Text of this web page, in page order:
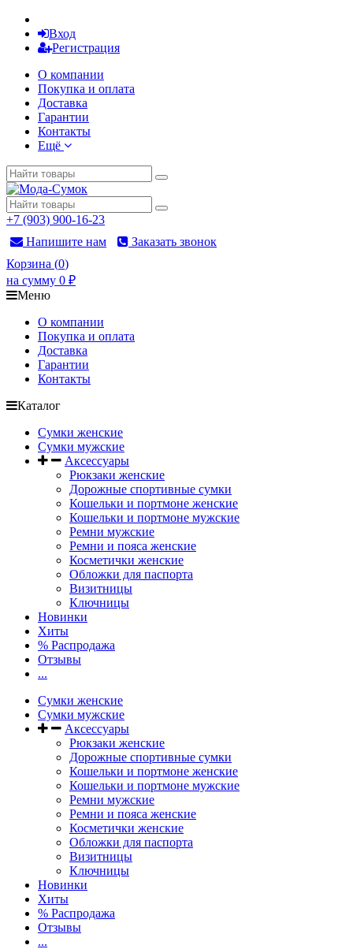
Вход
Регистрация
О компании
Покупка и оплата
Доставка
Гарантии
Контакты
Ещё
+7 (903) 900-16-23
Напишите нам
Заказать звонок
Корзина (0)
на сумму 0 ₽
Меню
О компании
Покупка и оплата
Доставка
Гарантии
Контакты
Каталог
Сумки женские
Сумки мужские
Аксессуары
Рюкзаки женские
Дорожные спортивные сумки
Кошельки и портмоне женские
Кошельки и портмоне мужские
Ремни мужские
Ремни и пояса женские
Косметички женские
Обложки для паспорта
Визитницы
Ключницы
Новинки
Хиты
% Распродажа
Отзывы
...
Сумки женские
Сумки мужские
Аксессуары
Рюкзаки женские
Дорожные спортивные сумки
Кошельки и портмоне женские
Кошельки и портмоне мужские
Ремни мужские
Ремни и пояса женские
Косметички женские
Обложки для паспорта
Визитницы
Ключницы
Новинки
Хиты
% Распродажа
Отзывы
...